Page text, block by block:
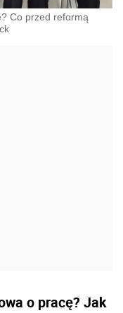
Co przed reformą
o pracę? Jak